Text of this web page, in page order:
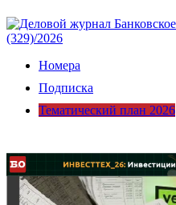
Номера
Подписка
Тематический план 2026